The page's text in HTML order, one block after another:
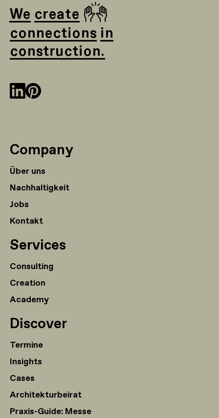
We create 🙌
connections in
construction.
Company
Über uns
Nachhaltigkeit
Jobs
Kontakt
Services
Consulting
Creation
Academy
Discover
Termine
Insights
Cases
Architekturbeirat
Praxis-Guide: Messe